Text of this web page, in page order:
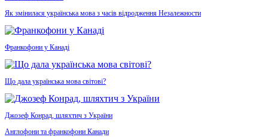
Як змінилася українська мова з часів відродження Незалежности
Франкофони у Канаді
Що дала українська мова світові?
Джозеф Конрад, шляхтич з України
Англофони та франкофони Канади